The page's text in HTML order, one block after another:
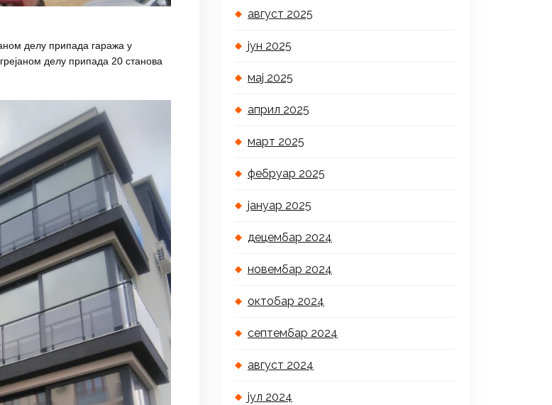
делу припада гаража у
делу припада 20 станова
август 2025
јун 2025
мај 2025
април 2025
март 2025
фебруар 2025
јануар 2025
децембар 2024
новембар 2024
октобар 2024
септембар 2024
август 2024
јул 2024